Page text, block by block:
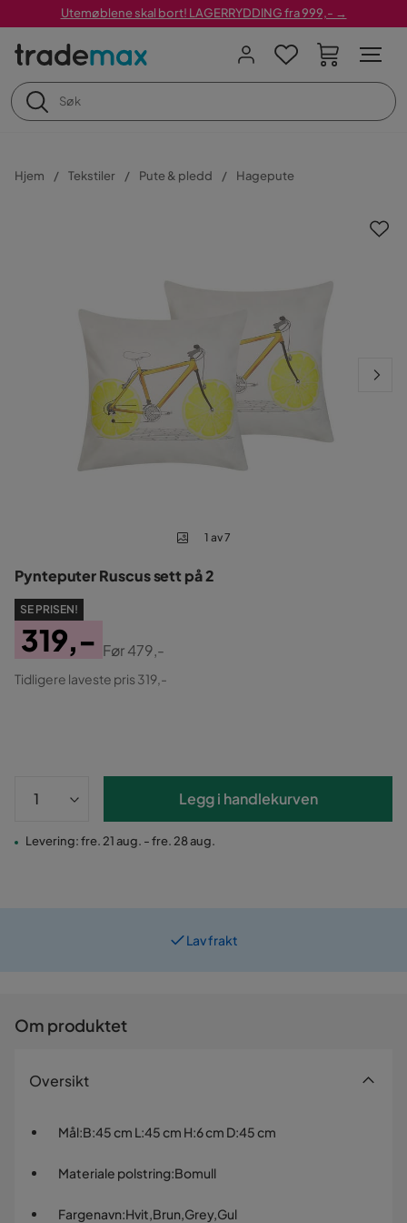
Utemøblene skal bort! LAGERRYDDING fra 999,- →
Hjem Tekstiler Pute & pledd Hagepute
1 av 7
Pynteputer Ruscus sett på 2
SE PRISEN!
Pris
319,-
Original
Før479,-
Tidligere laveste pris 319,-
Legg i handlekurven
Levering: fre. 21 aug. - fre. 28 aug.
Lav frakt
Om produktet
Oversikt
Mål:B:45 cm L:45 cm H:6 cm D:45 cm
Materiale polstring:Bomull
Fargenavn:Hvit,Brun,Grey,Gul